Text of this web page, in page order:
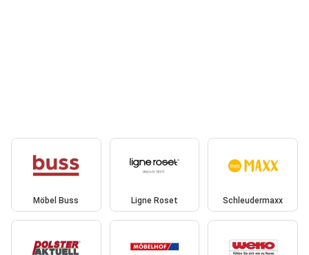
Möbel Buss Ligne Roset Schleudermaxx